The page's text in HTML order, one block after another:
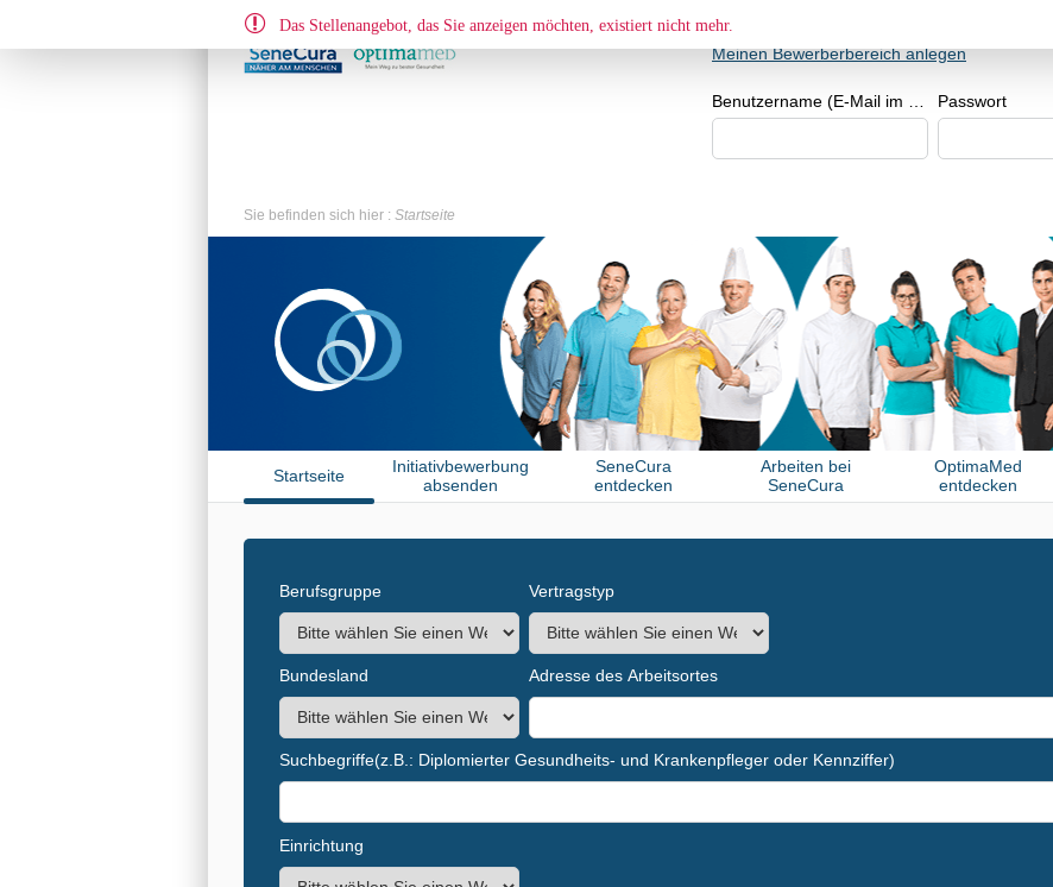
BEWERBER- BZW.
Passwort
Meinen Bewerberbereich anlegen
Sie befinden sich hier : Startseite
Startseite
Initiativbewerbung
absenden
SeneCura
entdecken
Arbeiten bei
SeneCura
OptimaMed
entdecken
Berufsgruppe Vertragstyp
Bundesland Adresse des Arbeitsortes
Suchbegriffe(z.B.: Diplomierter Gesundheits- und Krankenpfleger oder Kennziffer)
Einrichtung
Das Stellenangebot, das Sie anzeigen möchten, existiert nicht mehr.